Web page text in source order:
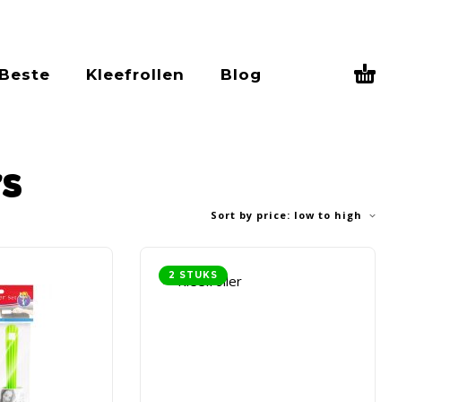
Beste Kleefrollen Blog
Sort by price: low to high
2 STUKS